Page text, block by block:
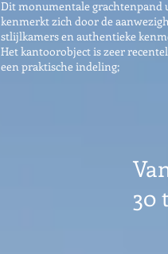
Dit monumentale grachtenpand
kenmerkt zich door de
stlijlkamers en authentieke
Het kantoorobject is zeer
een praktische indeling;
30